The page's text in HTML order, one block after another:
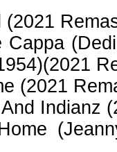
(2021
Cappa
(2021
Indianz